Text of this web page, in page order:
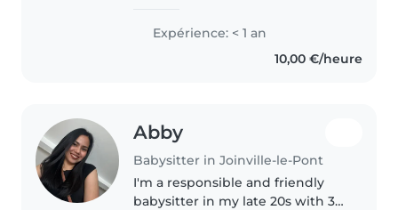
services de babysitting de
manière occasionnelle. J'aime
m’occuper des enfants,je suis
Expérience: < 1 an
10,00 €/heure
Abby
Babysitter in Joinville-le-Pont
I'm a responsible and friendly
babysitter in my late 20s with 3